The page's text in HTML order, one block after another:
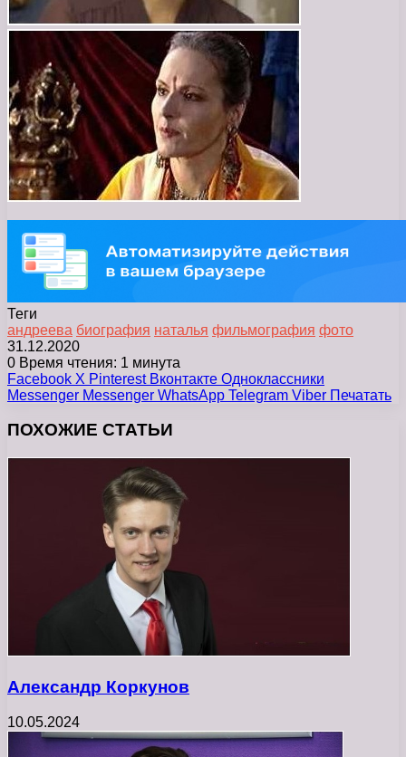
Теги
андреева биография наталья фильмография фото
31.12.2020
0 Время чтения: 1 минута
Facebook X Pinterest Вконтакте Одноклассники
Messenger Messenger WhatsApp Telegram Viber Печатать
ПОХОЖИЕ СТАТЬИ
Александр Коркунов
10.05.2024